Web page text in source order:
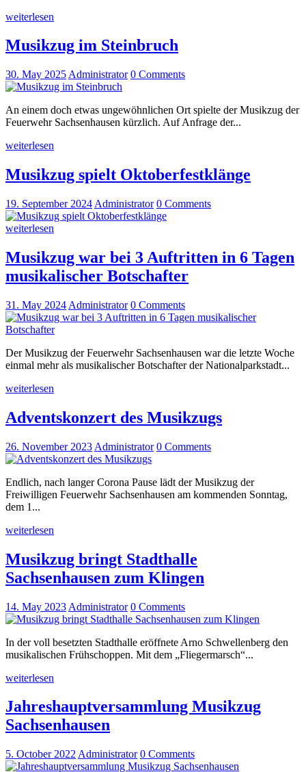
weiterlesen
Musikzug im Steinbruch
30. May 2025 Administrator 0 Comments
An einem doch etwas ungewöhnlichen Ort spielte der Musikzug der
Feuerwehr Sachsenhausen kürzlich. Auf Anfrage der...
weiterlesen
Musikzug spielt Oktoberfestklänge
19. September 2024 Administrator 0 Comments
weiterlesen
Musikzug war bei 3 Auftritten in 6 Tagen
musikalischer Botschafter
31. May 2024 Administrator 0 Comments
Der Musikzug der Feuerwehr Sachsenhausen war die letzte Woche
einmal mehr als musikalischer Botschafter der Nationalparkstadt...
weiterlesen
Adventskonzert des Musikzugs
26. November 2023 Administrator 0 Comments
Endlich, nach langer Corona Pause lädt der Musikzug der
Freiwilligen Feuerwehr Sachsenhausen am kommenden Sonntag,
dem 1...
weiterlesen
Musikzug bringt Stadthalle
Sachsenhausen zum Klingen
14. May 2023 Administrator 0 Comments
In der voll besetzten Stadthalle eröffnete Arno Schwellenberg den
musikalischen Frühschoppen. Mit dem „Fliegermarsch“...
weiterlesen
Jahreshauptversammlung Musikzug
Sachsenhausen
5. October 2022 Administrator 0 Comments